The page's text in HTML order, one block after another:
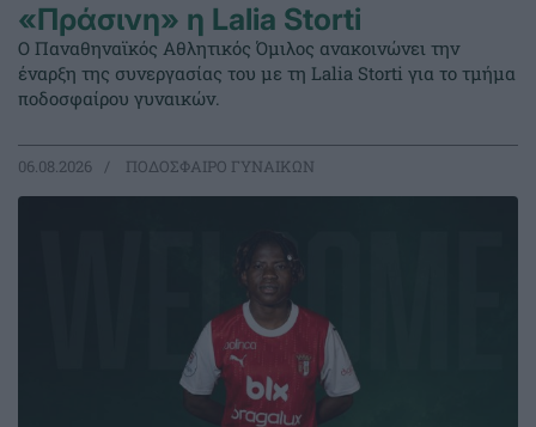
«Πράσινη» η Lalia Storti
Ο Παναθηναϊκός Αθλητικός Όμιλος ανακοινώνει την
έναρξη της συνεργασίας του με τη Lalia Storti για το τμήμα
ποδοσφαίρου γυναικών.
06.08.2026 ΠΟΔΟΣΦΑΙΡΟ ΓΥΝΑΙΚΩΝ